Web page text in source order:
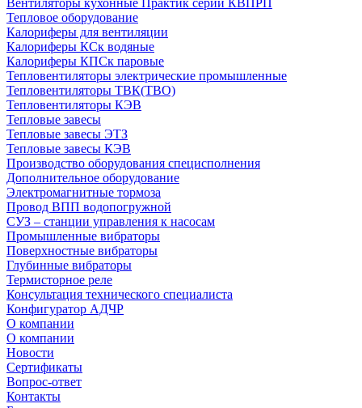
Вентиляторы кухонные Практик серии КВПРП
Тепловое оборудование
Калориферы для вентиляции
Калориферы КСк водяные
Калориферы КПСк паровые
Тепловентиляторы электрические промышленные
Тепловентиляторы ТВК(ТВО)
Тепловентиляторы КЭВ
Тепловые завесы
Тепловые завесы ЭТЗ
Тепловые завесы КЭВ
Производство оборудования специсполнения
Дополнительное оборудование
Электромагнитные тормоза
Провод ВПП водопогружной
СУЗ – станции управления к насосам
Промышленные вибраторы
Поверхностные вибраторы
Глубинные вибраторы
Термисторное реле
Консультация технического специалиста
Конфигуратор АДЧР
О компании
О компании
Новости
Сертификаты
Вопрос-ответ
Контакты